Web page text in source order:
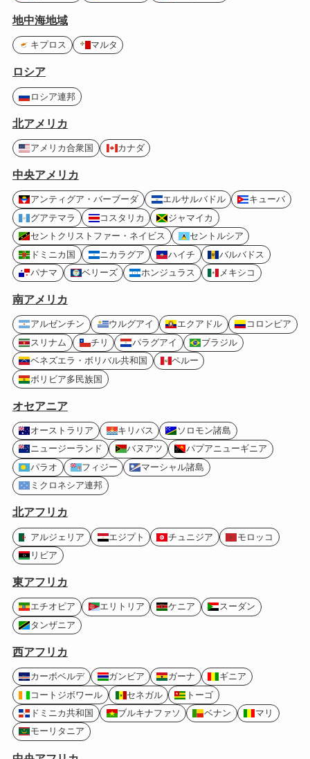
地中海地域
キプロス マルタ
ロシア
ロシア連邦
北アメリカ
アメリカ合衆国 カナダ
中央アメリカ
アンティグア・バーブーダ エルサルバドル
キューバ
グアテマラ
コスタリカ
ジャマイカ
セントクリストファー・ネイビス
セントルシア
ドミニカ国
ニカラグア ハイチ
バルバドス
パナマ
ベリーズ ホンジュラス メキシコ
南アメリカ
アルゼンチン ウルグアイ エクアドル
コロンビア
スリナム
チリ パラグアイ
ブラジル
ベネズエラ・ボリバル共和国
ペルー
ボリビア多民族国
オセアニア
オーストラリア キリバス
ソロモン諸島
ニュージーランド
バヌアツ
パプアニューギニア
パラオ
フィジー
マーシャル諸島
ミクロネシア連邦
北アフリカ
アルジェリア エジプト チュニジア
モロッコ
リビア
東アフリカ
エチオピア エリトリア ケニア
スーダン
タンザニア
西アフリカ
カーボベルデ ガンビア ガーナ
ギニア
コートジボワール
セネガル
トーゴ
ドミニカ共和国
ブルキナファソ ベナン
マリ
モーリタニア